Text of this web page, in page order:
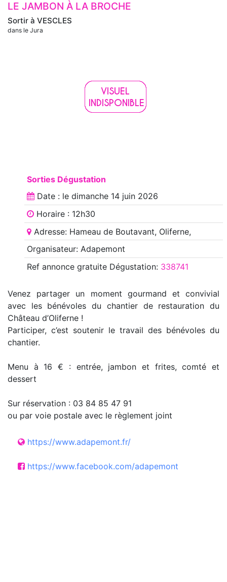
Sortir à VESCLES
dans le Jura
LE JAMBON À LA BROCHE
Sorties Dégustation
Date : le dimanche 14 juin 2026
Horaire : 12h30
Adresse: Hameau de Boutavant, Oliferne,
Organisateur: Adapemont
Ref annoncegratuite Dégustation: 338741
Venez partager un moment gourmand et convivial
avec les bénévoles du chantier de restauration du
Château d’Oliferne !
Participer, c’est soutenir le travail des bénévoles du
chantier.
Menu à 16 € : entrée, jambon et frites, comté et
dessert
Sur réservation : 03 84 85 47 91
ou par voie postale avec le règlement joint
https://www.adapemont.fr/
https://www.facebook.com/adapemont